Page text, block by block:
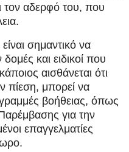
τον αδερφό του, που
σημαντικό να
και ειδικοί που
αισθάνεται ότι
πίεση, μπορεί να
βοήθειας, όπως
για την
επαγγελματίες